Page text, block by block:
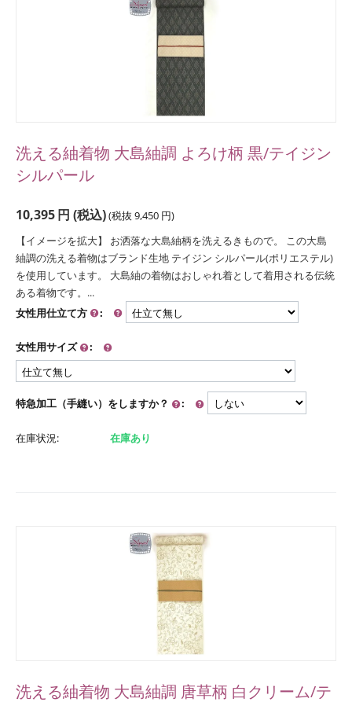
洗える紬着物 大島紬調 よろけ柄 黒/テイジン
シルパール
10,395円 (税込)(税抜 9,450 円)
【イメージを拡大】 お洒落な大島紬柄を洗えるきもので。 この大島
紬調の洗える着物はブランド生地 テイジン シルパール(ポリエステル)
を使用しています。 大島紬の着物はおしゃれ着として着用される伝統
ある着物です。...
女性用仕立て方
:
女性用サイズ :
特急加工（手縫い）をしますか？ :
在庫状況: 在庫あり
洗える紬着物 大島紬調 唐草柄 白クリーム/テ